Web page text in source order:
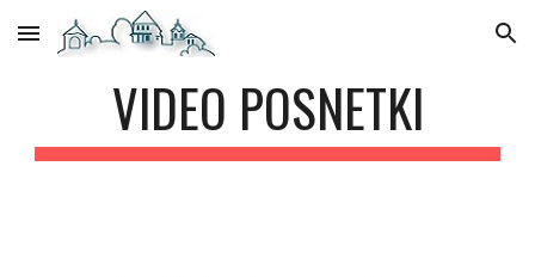
Skip to main content Skip to navigation
VIDEO POSNETKI